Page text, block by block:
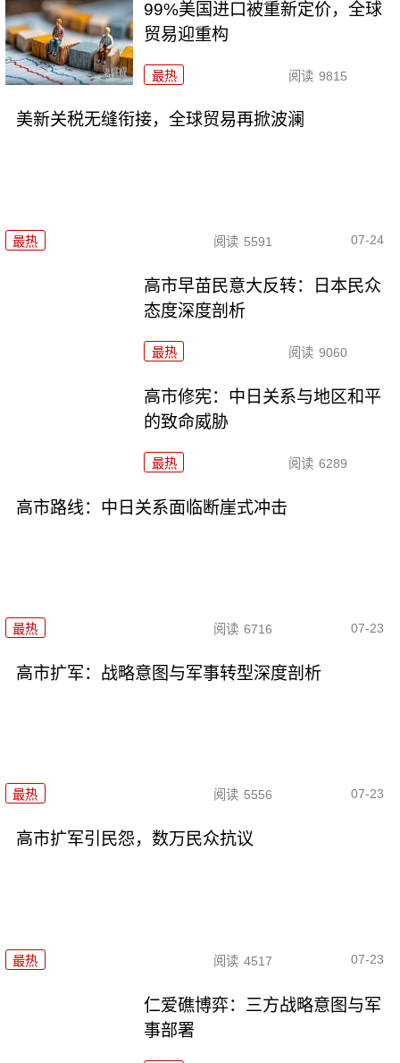
99%美国进口被重新定价，全球
贸易迎重构
最热 阅读 9815
美新关税无缝衔接，全球贸易再掀波澜
最热 阅读 5591 07-24
高市早苗民意大反转：日本民众
态度深度剖析
最热 阅读 9060
高市修宪：中日关系与地区和平
的致命威胁
最热 阅读 6289
高市路线：中日关系面临断崖式冲击
最热 阅读 6716 07-23
高市扩军：战略意图与军事转型深度剖析
最热 阅读 5556 07-23
高市扩军引民怨，数万民众抗议
最热 阅读 4517 07-23
仁爱礁博弈：三方战略意图与军
事部署